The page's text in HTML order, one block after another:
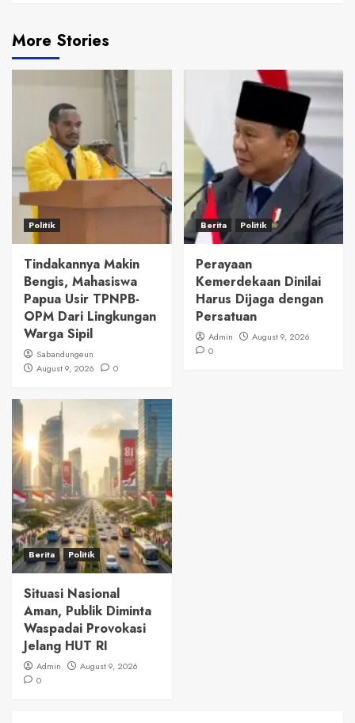
More Stories
Politik
Tindakannya Makin
Bengis, Mahasiswa
Papua Usir TPNPB-
OPM Dari Lingkungan
Warga Sipil
Sabandungeun
August 9, 2026
0
Berita Politik
Perayaan
Kemerdekaan Dinilai
Harus Dijaga dengan
Persatuan
Admin
August 9, 2026
0
Berita Politik
Situasi Nasional
Aman, Publik Diminta
Waspadai Provokasi
Jelang HUT RI
Admin
August 9, 2026
0